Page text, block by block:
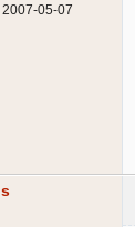
2007-05-07